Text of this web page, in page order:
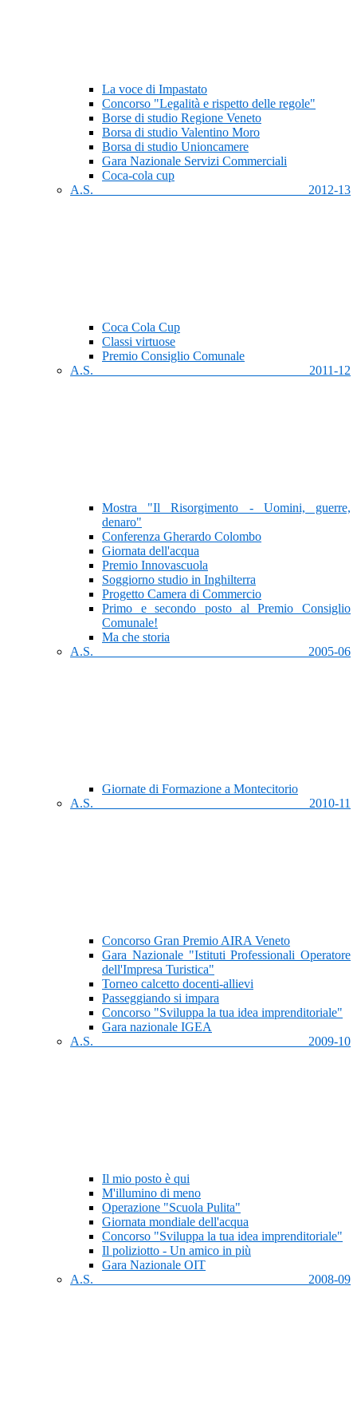
La voce di Impastato
Concorso "Legalità e rispetto delle regole"
Borse di studio Regione Veneto
Borsa di studio Valentino Moro
Borsa di studio Unioncamere
Gara Nazionale Servizi Commerciali
Coca-cola cup
A.S. 2012-13
Coca Cola Cup
Classi virtuose
Premio Consiglio Comunale
A.S. 2011-12
Mostra "Il Risorgimento - Uomini, guerre,
denaro"
Conferenza Gherardo Colombo
Giornata dell'acqua
Premio Innovascuola
Soggiorno studio in Inghilterra
Progetto Camera di Commercio
Primo e secondo posto al Premio Consiglio
Comunale!
Ma che storia
A.S. 2005-06
Giornate di Formazione a Montecitorio
A.S. 2010-11
Concorso Gran Premio AIRA Veneto
Gara Nazionale "Istituti Professionali Operatore
dell'Impresa Turistica"
Torneo calcetto docenti-allievi
Passeggiando si impara
Concorso "Sviluppa la tua idea imprenditoriale"
Gara nazionale IGEA
A.S. 2009-10
Il mio posto è qui
M'illumino di meno
Operazione "Scuola Pulita"
Giornata mondiale dell'acqua
Concorso "Sviluppa la tua idea imprenditoriale"
Il poliziotto - Un amico in più
Gara Nazionale OIT
A.S. 2008-09